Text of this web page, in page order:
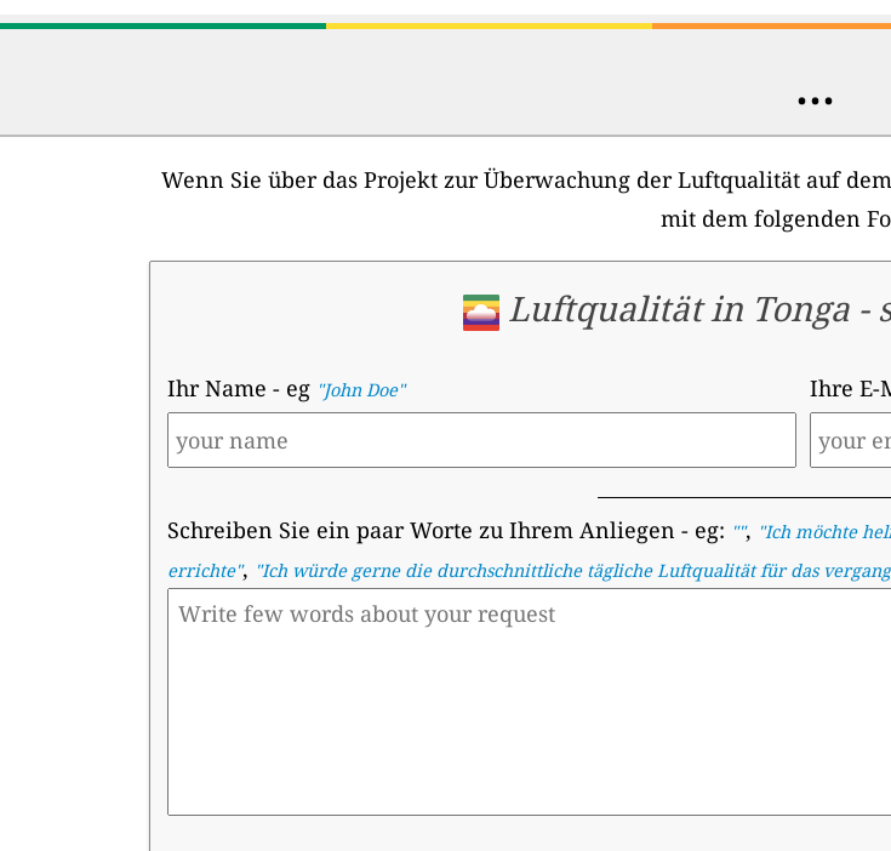
...
Wenn Sie über das Projekt zur Überwachung der Luftqualität auf
mit dem folgenden
Luftqualität in Tonga-
Ihr Name - eg "John Doe" Ihre E-
Schreiben Sie ein paar Worte zu Ihrem Anliegen - eg: "", "Ich möchte
errichte", "Ich würde gerne die durchschnittliche tägliche Luftqualität für das